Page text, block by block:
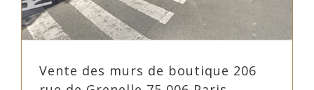
Vente des murs de boutique 206